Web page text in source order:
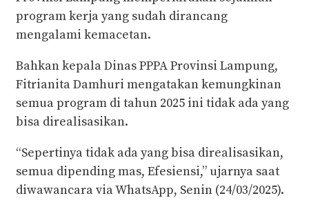
program kerja yang sudah dirancang
mengalami kemacetan.
Bahkan kepala Dinas PPPA Provinsi Lampung,
Fitrianita Damhuri mengatakan kemungkinan
semua program di tahun 2025 ini tidak ada yang
bisa direalisasikan.
“Sepertinya tidak ada yang bisa direalisasikan,
semua dipending mas, Efesiensi,” ujarnya saat
diwawancara via WhatsApp, Senin (24/03/2025).